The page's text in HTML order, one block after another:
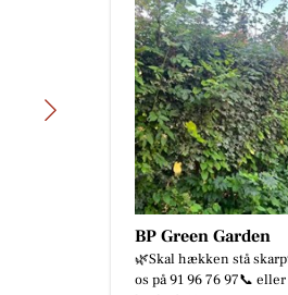
BP Green Garden
🌿Skal hækken stå
os på 91 96 76 97📞